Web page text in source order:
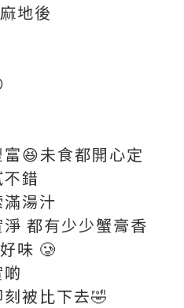
地後
😆未食都開心定
錯
湯汁
都有少少蟹膏香
味 🥲
被比下去🤣